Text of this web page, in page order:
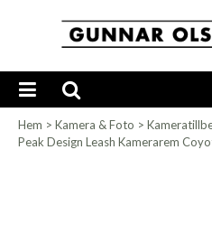
Hem > Kamera & Foto >
Peak Design Leash Kamerarem